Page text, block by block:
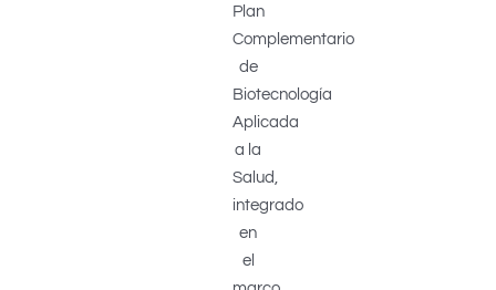
Plan
Complementario
de
Biotecnología
Aplicada
a la
Salud,
integrado
en
el